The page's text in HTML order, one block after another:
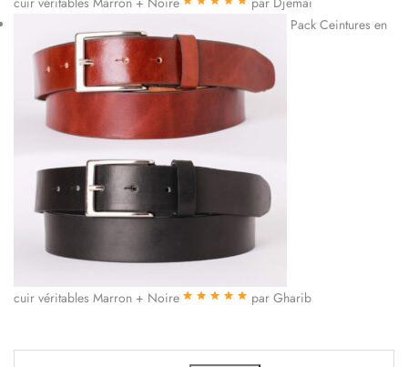
Pack Ceintures en
cuir véritables Marron + Noire par Gharib